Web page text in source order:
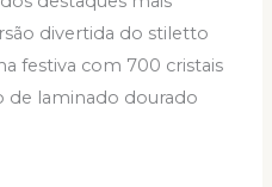
divertida do stiletto
festiva com 700 cristais
de laminado dourado